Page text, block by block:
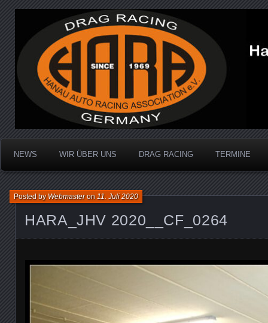
Hanau Auto Racing
Dragracing auf der 1/4 Meile
NEWS WIR ÜBER UNS DRAG RACING TERMINE
HARA_JHV 2020__CF_0264
Posted byWebmasteron11. Juli 2020